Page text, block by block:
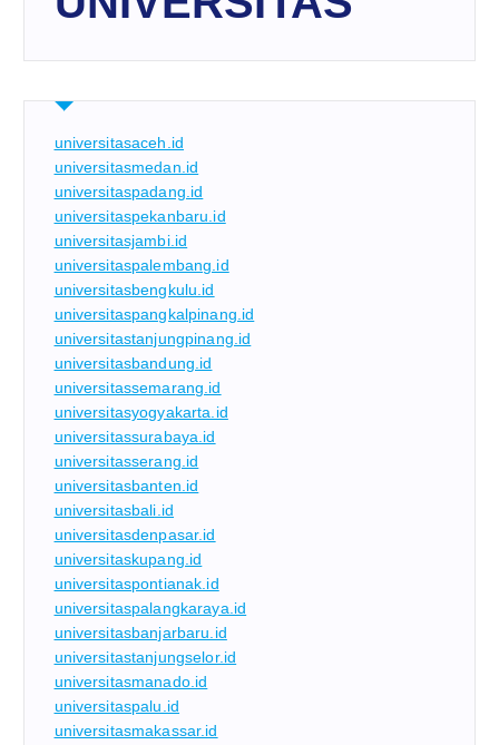
universitasaceh.id
universitasmedan.id
universitaspadang.id
universitaspekanbaru.id
universitasjambi.id
universitaspalembang.id
universitasbengkulu.id
universitaspangkalpinang.id
universitastanjungpinang.id
universitasbandung.id
universitassemarang.id
universitasyogyakarta.id
universitassurabaya.id
universitasserang.id
universitasbanten.id
universitasbali.id
universitasdenpasar.id
universitaskupang.id
universitaspontianak.id
universitaspalangkaraya.id
universitasbanjarbaru.id
universitastanjungselor.id
universitasmanado.id
universitaspalu.id
universitasmakassar.id